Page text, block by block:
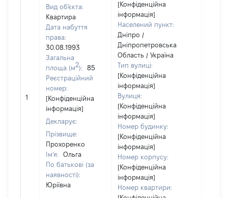
1
Вид об'єкта:
Квартира
Дата набуття
права:
30.08.1993
Загальна
площа (м2):
85
Реєстраційний
номер:
[Конфіденційна
інформація]
Декларує:
Прізвище:
Прохоренко
Ім'я:
Ольга
По батькові (за
наявності):
Юріївна
[Конфіденційна
інформація]
Населений пункт:
Дніпро /
Дніпропетровська
Область / Україна
Тип вулиці:
[Конфіденційна
інформація]
Вулиця:
[Конфіденційна
інформація]
Номер будинку:
[Конфіденційна
інформація]
Номер корпусу:
[Конфіденційна
інформація]
Номер квартири: